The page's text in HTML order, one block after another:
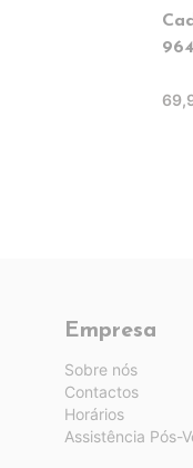
Empresa
Sobre nós
Contactos
Horários
Assistência Pós-